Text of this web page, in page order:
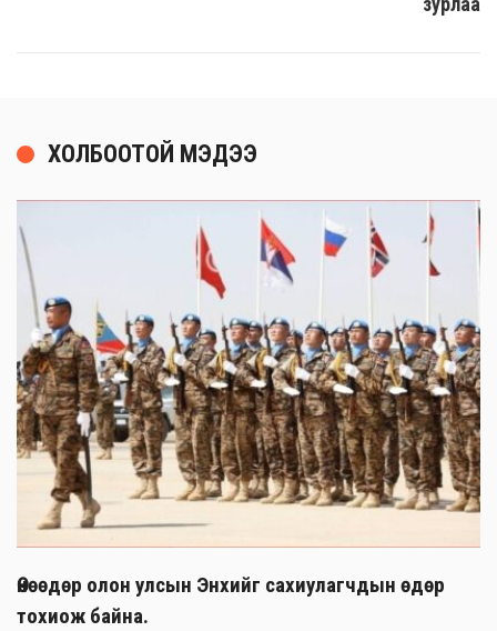
ХОЛБООТОЙ МЭДЭЭ
Өнөөдөр олон улсын Энхийг сахиулагчдын өдөр
тохиож байна.